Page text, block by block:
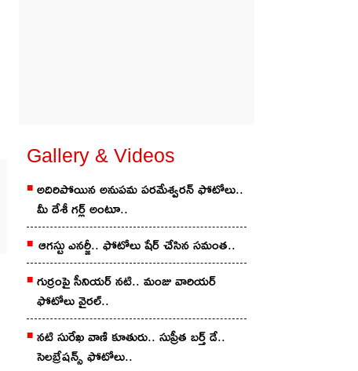
Gallery & Videos
అదిరిపోయిన అనుప‌మ ప‌ర‌మేశ్వ‌ర‌న్ ఫోటోలు..
మీ దేశీ గ‌ర్ల్ అంటూ..
ఆగ‌స్టు ఎన‌ర్జీ.. ఫోటోలు షేర్ చేసిన స‌మంత‌..
గుర్రంపై సీనియ‌ర్ న‌టి.. మంజు వారియ‌ర్
ఫోటోలు వైర‌ల్..
న‌టి సురేఖ వాణి కూతురు.. సుప్రీత బ‌ర్త్ డే..
సెల‌బ్రేష‌న్స్ ఫోటోలు..